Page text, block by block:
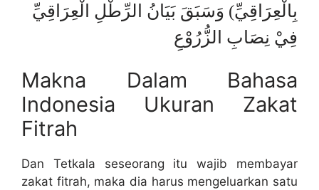
بِالْعِرَاقِيِّ) وَسَبَقَ بَيَانُ الرِّطْلِ الْعِرَاقِيِّ
فِيْ نِصَابِ الزُّرُوْعِ
Makna Dalam Bahasa
Indonesia Ukuran Zakat
Fitrah
Dan Tetkala seseorang itu wajib membayar
zakat fitrah, maka dia harus mengeluarkan satu